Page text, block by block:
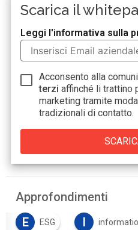
Scarica il
Leggi l'informativa sulla
Acconsento alla
terzi affinché li trattino
marketing tramite
tradizionali di contatto.
Approfondimenti
E
ESG I